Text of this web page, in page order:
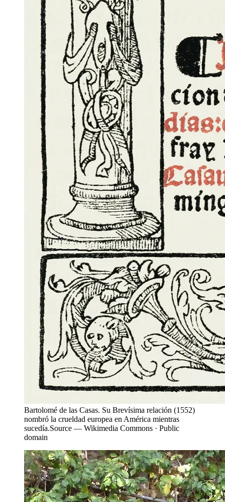
Bartolomé de las Casas. Su Brevísima relación (1552)
nombró la crueldad europea en América mientras
sucedía.Source — Wikimedia Commons · Public
domain